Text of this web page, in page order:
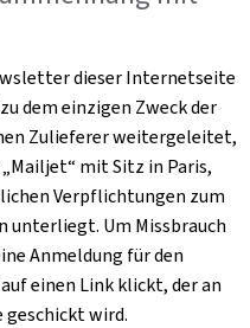
dieser Internetseite
dem einzigen Zweck der
Zulieferer weitergeleitet,
Mailjet“ mit Sitz in Paris,
Verpflichtungen zum
unterliegt. Um Missbrauch
Anmeldung für den
einen Link klickt, der an
geschickt wird.